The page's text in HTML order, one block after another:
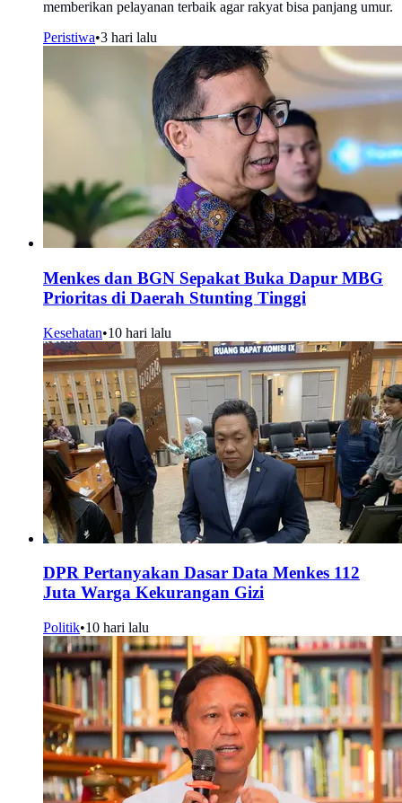
memberikan pelayanan terbaik agar rakyat bisa panjang umur.
Peristiwa•3 hari lalu
Menkes dan BGN Sepakat Buka Dapur MBG
Prioritas di Daerah Stunting Tinggi
Kesehatan•10 hari lalu
DPR Pertanyakan Dasar Data Menkes 112
Juta Warga Kekurangan Gizi
Politik•10 hari lalu